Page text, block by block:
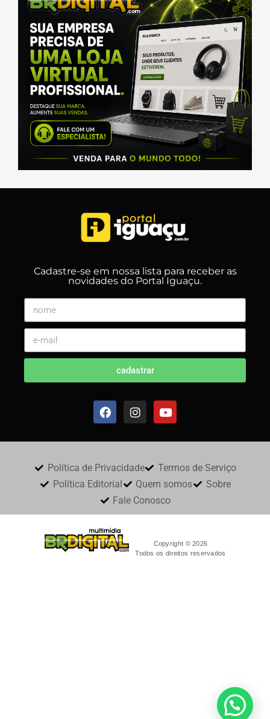
Cadastre-se em nossa lista para receber as
novidades do Portal Iguaçu.
cadastrar
Política de Privacidade
Termos de Serviço
Política Editorial
Quem somos
Sobre
Fale Conosco
Copyright © 2026
Todos os direitos reservados